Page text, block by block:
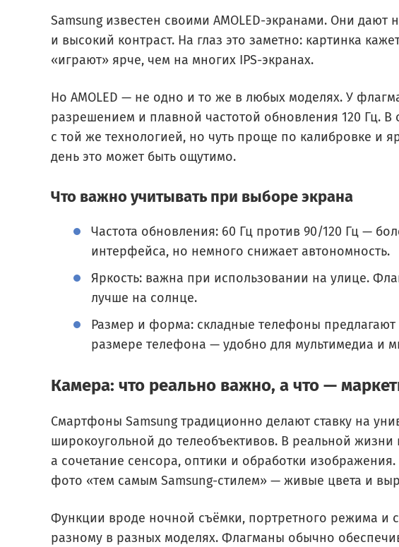
Samsung известен своими AMOLED-экранами. Они
и высокий контраст. На глаз это заметно: картинка
«играют» ярче, чем на многих IPS-экранах.
Но AMOLED — не одно и то же в любых моделях. У
разрешением и плавной частотой обновления 120 Гц. В
с той же технологией, но чуть проще по калибровке и
день это может быть ощутимо.
Что важно учитывать при выборе экрана
Частота обновления: 60 Гц против 90/120 Гц —
интерфейса, но немного снижает автономность.
Яркость: важна при использовании на улице.
лучше на солнце.
Размер и форма: складные телефоны
размере телефона — удобно для мультимедиа и
Камера: что реально важно, а что —
Смартфоны Samsung традиционно делают ставку на
широкоугольной до телеобъективов. В реальной жизни
а сочетание сенсора, оптики и обработки
фото «тем самым Samsung-стилем» — живые цвета и
Функции вроде ночной съёмки, портретного режима и
разному в разных моделях. Флагманы обычно